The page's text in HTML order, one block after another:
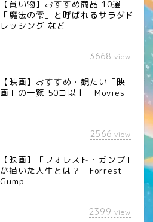
【買い物】おすすめ商品 10選
「魔法の雫」と呼ばれるサラダド
レッシング など
3668 view
【映画】おすすめ・観たい「映
画」の一覧 50コ以上 Movies
2566 view
【映画】「フォレスト・ガンプ」
が描いた人生とは？ Forrest
Gump
2399 view